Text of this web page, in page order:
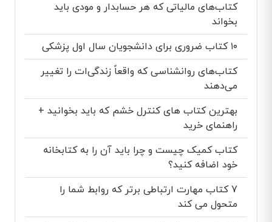
کتاب‌های مالیاتی که هر حسابدار و مودی باید
بخواند
۱۰ کتاب ضروری برای دانشجویان سال اول پزشکی
کتاب‌های روانشناسی که واقعاً زندگی‌ات را تغییر
می‌دهند
بهترین کتاب های کنترل خشم که باید بخوانید +
راهنمای خرید
کتاب کمیک چیست و چرا باید آن را به کتابخانه
خود اضافه کنید؟
7 کتاب مهارت ارتباطی برتر که روابط شما را
متحول می کند